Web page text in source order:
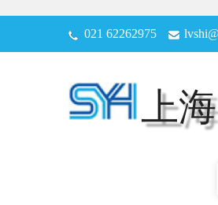
021 62262975
上